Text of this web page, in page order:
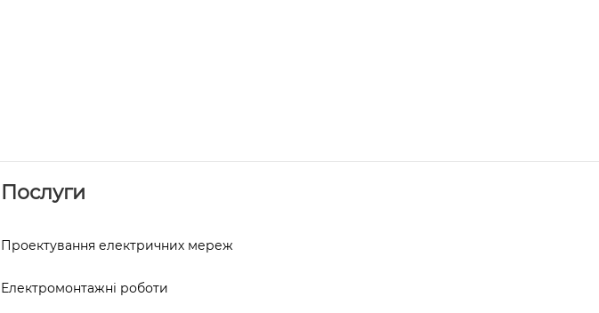
Послуги
Проектування електричних мереж
Електромонтажні роботи